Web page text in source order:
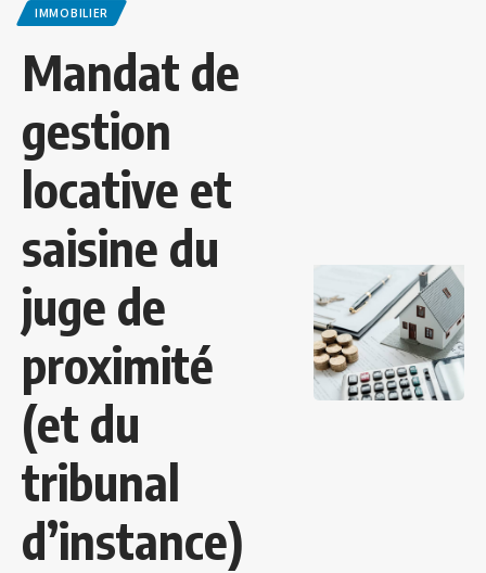
IMMOBILIER
Mandat de
gestion
locative et
saisine du
juge de
proximité
(et du
tribunal
d’instance)